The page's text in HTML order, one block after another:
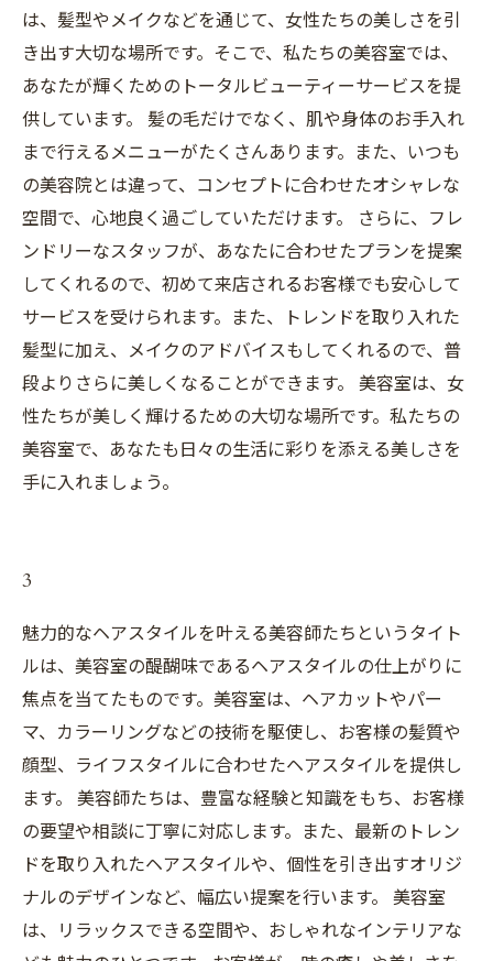
は、髪型やメイクなどを通じて、女性たちの美しさを引
き出す大切な場所です。そこで、私たちの美容室では、
あなたが輝くためのトータルビューティーサービスを提
供しています。 髪の毛だけでなく、肌や身体のお手入れ
まで行えるメニューがたくさんあります。また、いつも
の美容院とは違って、コンセプトに合わせたオシャレな
空間で、心地良く過ごしていただけます。 さらに、フレ
ンドリーなスタッフが、あなたに合わせたプランを提案
してくれるので、初めて来店されるお客様でも安心して
サービスを受けられます。また、トレンドを取り入れた
髪型に加え、メイクのアドバイスもしてくれるので、普
段よりさらに美しくなることができます。 美容室は、女
性たちが美しく輝けるための大切な場所です。私たちの
美容室で、あなたも日々の生活に彩りを添える美しさを
手に入れましょう。
3
魅力的なヘアスタイルを叶える美容師たちというタイト
ルは、美容室の醍醐味であるヘアスタイルの仕上がりに
焦点を当てたものです。美容室は、ヘアカットやパー
マ、カラーリングなどの技術を駆使し、お客様の髪質や
顔型、ライフスタイルに合わせたヘアスタイルを提供し
ます。 美容師たちは、豊富な経験と知識をもち、お客様
の要望や相談に丁寧に対応します。また、最新のトレン
ドを取り入れたヘアスタイルや、個性を引き出すオリジ
ナルのデザインなど、幅広い提案を行います。 美容室
は、リラックスできる空間や、おしゃれなインテリアな